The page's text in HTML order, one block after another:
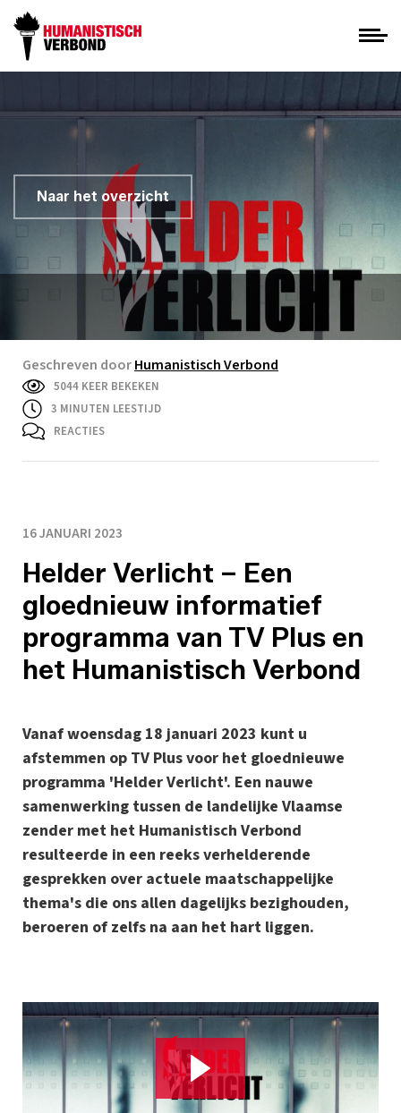
Naar het overzicht
Geschreven doorHumanistisch Verbond
5044 KEER BEKEKEN
3 MINUTEN LEESTIJD
REACTIES
16 JANUARI 2023
Helder Verlicht – Een
gloednieuw informatief
programma van TV Plus en
het Humanistisch Verbond
Vanaf woensdag 18 januari 2023 kunt u
afstemmen op TV Plus voor het gloednieuwe
programma 'Helder Verlicht'. Een nauwe
samenwerking tussen de landelijke Vlaamse
zender met het Humanistisch Verbond
resulteerde in een reeks verhelderende
gesprekken over actuele maatschappelijke
thema's die ons allen dagelijks bezighouden,
beroeren of zelfs na aan het hart liggen.